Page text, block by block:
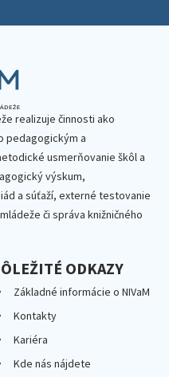
realizuje činnosti ako
pedagogickým a
usmerňovanie škôl a
výskum,
a súťaží, externé testovanie
či správa knižničného
ODKAZY
Základné informácie o NIVaM
Kontakty
Kariéra
Kde nás nájdete